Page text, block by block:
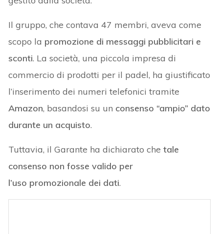
Il gruppo, che contava 47 membri, aveva come
scopo la promozione di messaggi pubblicitari e
sconti. La società, una piccola impresa di
commercio di prodotti per il padel, ha giustificato
l’inserimento dei numeri telefonici tramite
Amazon, basandosi su un consenso “ampio” dato
durante un acquisto.
Tuttavia, il Garante ha dichiarato chetale
consenso non fosse valido per
l’uso promozionale dei dati.